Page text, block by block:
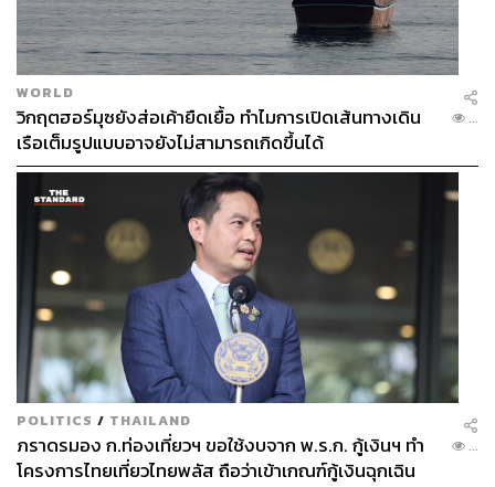
WORLD
วิกฤตฮอร์มุซยังส่อเค้ายืดเยื้อ ทำไมการเปิดเส้นทางเดิน
เรือเต็มรูปแบบอาจยังไม่สามารถเกิดขึ้นได้
...
POLITICS / THAILAND
ภราดรมอง ก.ท่องเที่ยวฯ ขอใช้งบจาก พ.ร.ก. กู้เงินฯ ทำ
โครงการไทยเที่ยวไทยพลัส ถือว่าเข้าเกณฑ์กู้เงินฉุกเฉิน
...